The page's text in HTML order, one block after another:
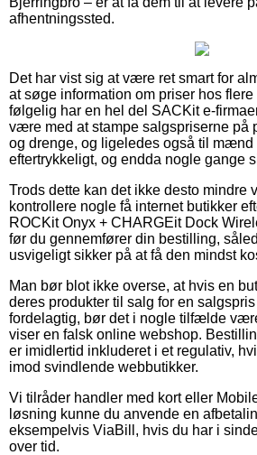
afhentningssted.
Det har vist sig at være ret smart for
at søge information om priser hos
følgelig har en hel del SACKit e-
være med at stampe salgspriserne på
og drenge, og ligeledes også til mænd
eftertrykkeligt, og endda nogle gange
Trods dette kan det ikke desto mindre
kontrollere nogle få internet butikker
ROCKit Onyx + CHARGEit Dock
før du gennemfører din bestilling,
usvigeligt sikker på at få den mindst
Man bør blot ikke overse, at hvis en
deres produkter til salg for en
fordelagtig, bør det i nogle tilfælde
viser en falsk online webshop.
er imidlertid inkluderet i et regulativ,
imod svindlende webbutikker.
Vi tilråder handler med kort eller
løsning kunne du anvende en
eksempelvis ViaBill, hvis du har i
over tid.